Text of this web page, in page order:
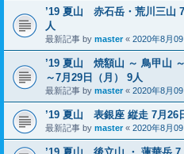
’19 夏山 赤石岳・荒川三山
人
最新記事 by master« 2020年8月
’19 夏山 焼額山 ～ 鳥甲山
～7月29日（月） 9人
最新記事 by master « 2020年8月
’19 夏山 表銀座 縦走 7月26
最新記事 by master« 2020年8月